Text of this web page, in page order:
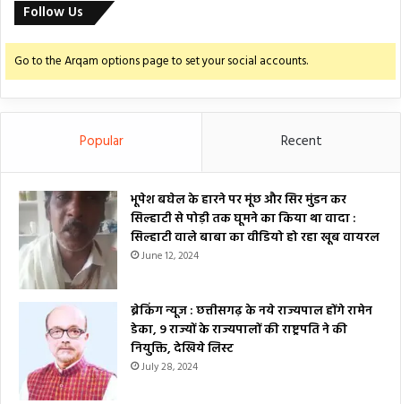
Follow Us
Go to the Arqam options page to set your social accounts.
Popular Recent
भूपेश बघेल के हारने पर मूंछ और सिर मुंडन कर
सिल्हाटी से पोड़ी तक घूमने का किया था वादा :
सिल्हाटी वाले बाबा का वीडियो हो रहा खूब वायरल
June 12, 2024
ब्रेकिंग न्यूज : छत्तीसगढ़ के नये राज्यपाल होंगे रामेन
डेका, 9 राज्यों के राज्यपालों की राष्ट्रपति ने की
नियुक्ति, देखिये लिस्ट
July 28, 2024